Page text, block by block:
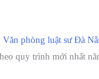
Văn phòng luật sư Đà
quy trình mới nhất